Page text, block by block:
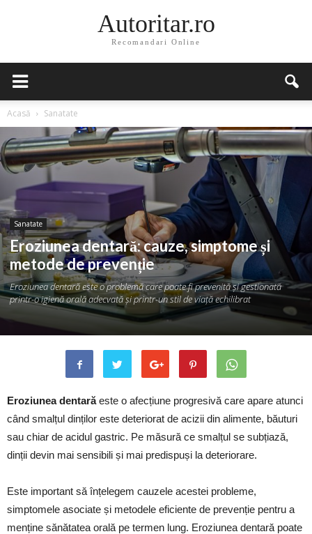
Autoritar.ro
Recomandari Online
Acasă Sanatate
Sanatate
Eroziunea dentară: cauze, simptome și
metode de prevenție
Eroziunea dentară este o problemă care poate fi prevenită și gestionată
printr-o igienă orală adecvată și printr-un stil de viață echilibrat
Eroziunea dentarăeste o afecțiune progresivă care apare atunci
când smalțul dinților este deteriorat de acizii din alimente, băuturi
sau chiar de acidul gastric. Pe măsură ce smalțul se subțiază,
dinții devin mai sensibili și mai predispuși la deteriorare.
Este important să înțelegem cauzele acestei probleme,
simptomele asociate și metodele eficiente de prevenție pentru a
menține sănătatea orală pe termen lung. Eroziunea dentară poate